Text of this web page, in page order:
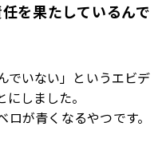
を果たしているんで
でいない」というエビデ
しました。
が青くなるやつです。